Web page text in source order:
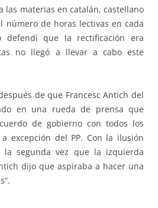
las materias en catalán, castellano
número de horas lectivas en cada
defendí que la rectificación era
no llegó a llevar a cabo este
de que Francesc Antich del
en una rueda de prensa que
de gobierno con todos los
excepción del PP. Con la ilusión
segunda vez que la izquierda
dijo que aspiraba a hacer una